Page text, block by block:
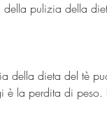
della pulizia della
della dieta del tè
è la perdita di peso.